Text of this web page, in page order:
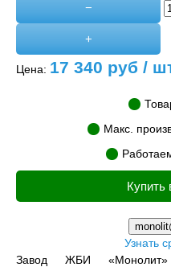
−
+
Цена: 17 340 руб /
Макс.
Купить
Узнать
Завод ЖБИ